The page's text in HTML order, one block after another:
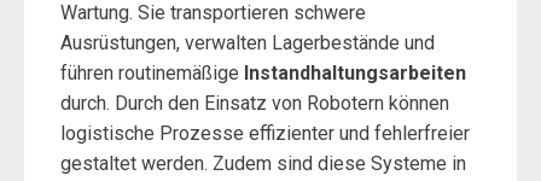
Wartung. Sie transportieren schwere
Ausrüstungen, verwalten Lagerbestände und
führen routinemäßige Instandhaltungsarbeiten
durch. Durch den Einsatz von Robotern können
logistische Prozesse effizienter und fehlerfreier
gestaltet werden. Zudem sind diese Systeme in